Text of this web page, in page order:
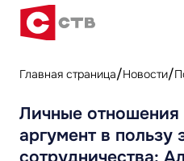
Главная страница Новости
Личные
аргумент в пользу